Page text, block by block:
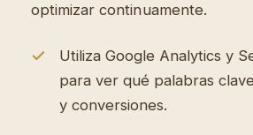
optimizar continuamente.
Utiliza Google Analytics y
para ver qué palabras
y conversiones.